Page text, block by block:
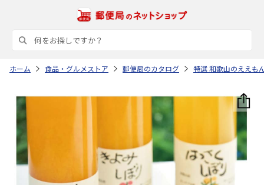
ホーム 食品・グルメストア 郵便局のカタログ 特選 和歌山のええも